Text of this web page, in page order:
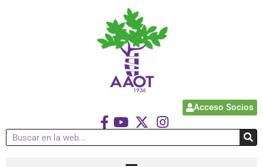
Acceso Socios